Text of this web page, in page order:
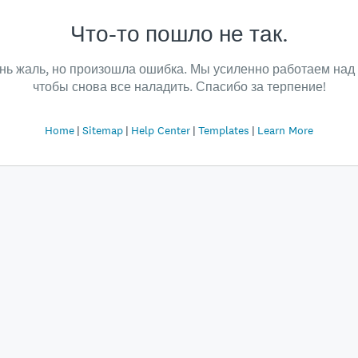
Что-то пошло не так.
жаль, но произошла ошибка. Мы усиленно работаем над
чтобы снова все наладить. Спасибо за терпение!
Home Sitemap Help Center Templates Learn More